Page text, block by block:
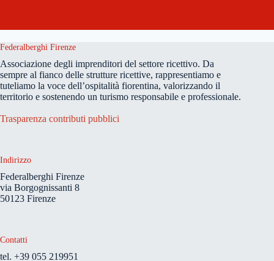
Federalberghi Firenze
Associazione degli imprenditori del settore ricettivo. Da
sempre al fianco delle strutture ricettive, rappresentiamo e
tuteliamo la voce dell’ospitalità fiorentina, valorizzando il
territorio e sostenendo un turismo responsabile e professionale.
Trasparenza contributi pubblici
Indirizzo
Federalberghi Firenze
via Borgognissanti 8
50123 Firenze
Contatti
tel. +39 055 219951